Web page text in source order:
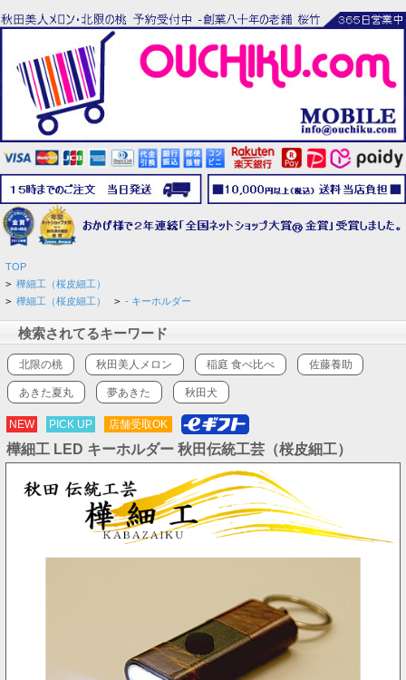
TOP
> 樺細工（桜皮細工）
> 樺細工（桜皮細工） > - キーホルダー
検索されてるキーワード
北限の桃 秋田美人メロン 稲庭 食べ比べ 佐藤養助
あきた夏丸 夢あきた 秋田犬
NEW PICK UP 店舗受取OK
樺細工 LED キーホルダー 秋田伝統工芸（桜皮細工）